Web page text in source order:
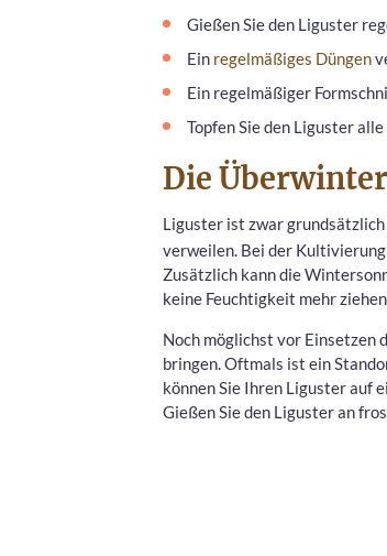
Gießen Sie den Liguster
Ein regelmäßiges Düngen
Ein regelmäßiger
Topfen Sie den Liguster
Die
Liguster ist zwar grundsätzlich
verweilen. Bei der
Zusätzlich kann die
keine Feuchtigkeit mehr
Noch möglichst vor Einsetzen
bringen. Oftmals ist ein
können Sie Ihren Liguster auf
Gießen Sie den Liguster an